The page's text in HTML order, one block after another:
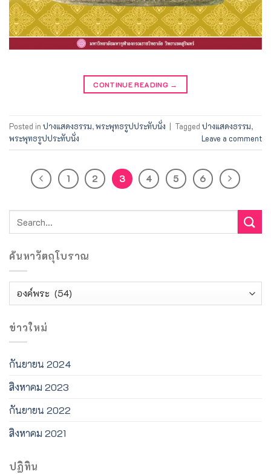
CONTINUE READING →
Posted in ปางแสดงธรรม,พระพุทธรูปประทับนั่ง Tagged ปางแสดงธรรม,
พระพุทธรูปประทับนั่ง
Leave a comment
1 2 3 4 5 6
ค้นหาวัตถุโบราณ
ค้นหา
ข่าวใหม่
กันยายน 2024
สิงหาคม 2023
กันยายน 2022
สิงหาคม 2021
ปฏิทิน